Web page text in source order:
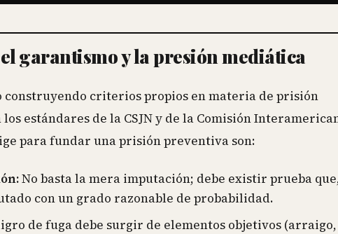
garantismo y la presión mediática
construyendo criterios propios en materia de prisión
estándares de la CSJN y de la Comisión
para fundar una prisión preventiva son:
No basta la mera imputación; debe existir prueba
con un grado razonable de probabilidad.
de fuga debe surgir de elementos objetivos (arraigo,